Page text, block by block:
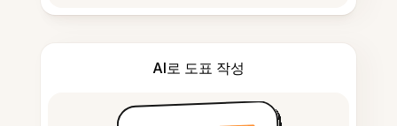
AI로 도표 작성